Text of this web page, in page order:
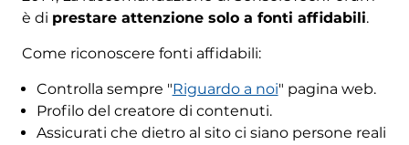
è di prestare attenzione solo a fonti affidabili.
Come riconoscere fonti affidabili:
Controlla sempre "Riguardo a noi" pagina web.
Profilo del creatore di contenuti.
Assicurati che dietro al sito ci siano persone reali